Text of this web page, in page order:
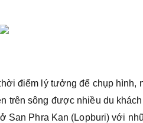
điểm lý tưởng để chụp hình,
trên sông được nhiều du
San Phra Kan (Lopburi) với